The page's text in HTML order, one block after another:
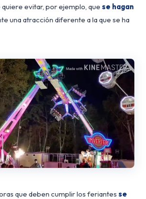
quiere evitar, por ejemplo, que se hagan
una atracción diferente a la que se ha
que deben cumplir los feriantes se